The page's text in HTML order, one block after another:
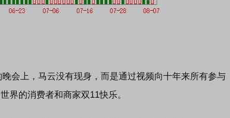
上，马云没有现身，而是通过视频向十年来所有参与
界的消费者和商家双11快乐。